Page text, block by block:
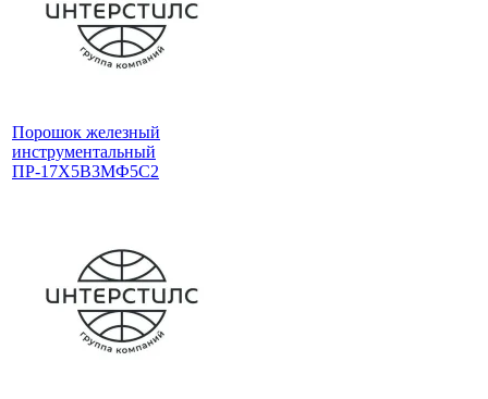
Порошок железный
инструментальный
ПР-17Х5В3МФ5С2